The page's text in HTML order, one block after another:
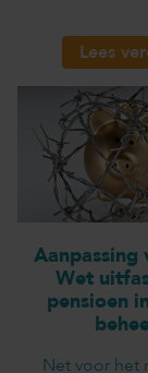
Lees
Aanpassing
Wet
pensioen
Net voor het